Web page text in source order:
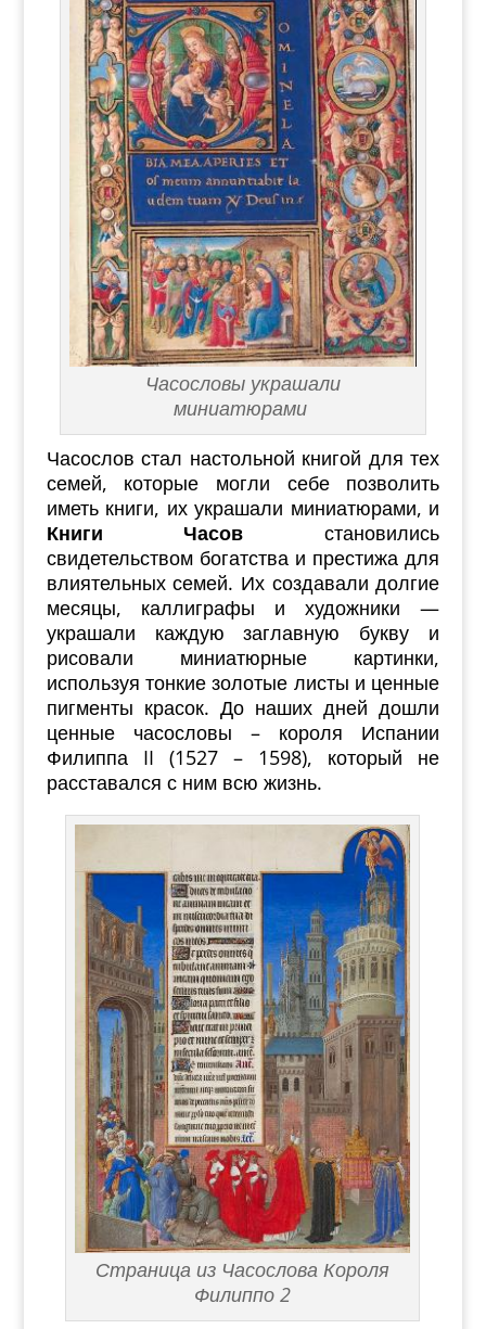
Часословы украшали
миниатюрами
Часослов стал настольной книгой для тех
семей, которые могли себе позволить
иметь книги, их украшали миниатюрами, и
Книги Часов становились
свидетельством богатства и престижа для
влиятельных семей. Их создавали долгие
месяцы, каллиграфы и художники —
украшали каждую заглавную букву и
рисовали миниатюрные картинки,
используя тонкие золотые листы и ценные
пигменты красок. До наших дней дошли
ценные часословы – короля Испании
Филиппа II (1527 – 1598), который не
расставался с ним всю жизнь.
Страница из Часослова Короля
Филиппо 2